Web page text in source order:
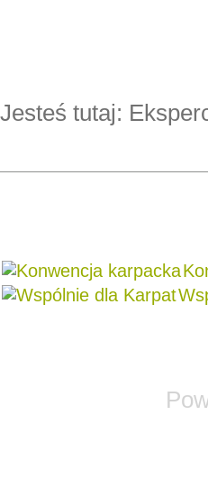
Jesteś tutaj: